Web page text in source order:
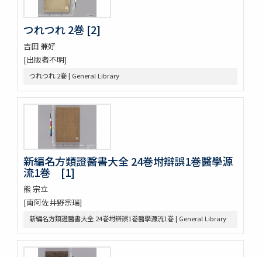
論語 10巻
立齋先生標題觧註音釋十八史畧 7巻
元亨釋書 30巻
倭玉篇 3巻
論語 10巻
孟子 14巻
中庸 1巻坿補音釋1巻
周易 9巻坿略例 2巻
塵添壒囊鈔 20巻
伊㔟 2巻
日本書紀抄 3巻
二十四孝
略要抄 3巻
倭玉篇 3巻 (存1巻)
大藏一覽集 10巻
新編排韻増廣事類氏族大全 10巻 (存1巻)
文選 60巻目録1巻
つれつれ 2巻 [2]
吉田 兼好
[出版者不明]
つれつれ 2巻 | General Library
新編名方類證醫書大全 24巻坿辯誤1巻醫學源
流1巻 [1]
熊 宗立
[南阿佐井野宗瑞]
新編名方類證醫書大全 24巻坿辯誤1巻醫學源流1巻 | General Library